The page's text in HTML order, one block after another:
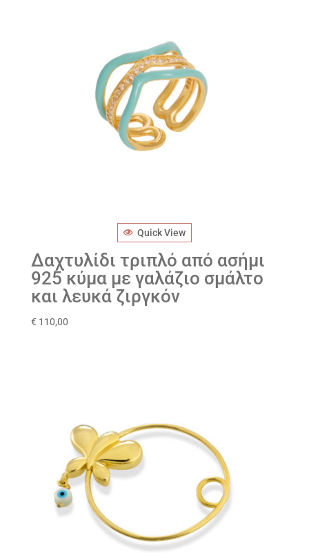
Quick View
Δαχτυλίδι τριπλό από ασήμι
925 κύμα με γαλάζιο σμάλτο
και λευκά ζιργκόν
€ 110,00